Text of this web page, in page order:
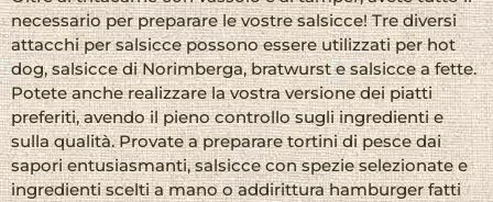
necessario per preparare le vostre salsicce! Tre diversi
attacchi per salsicce possono essere utilizzati per hot
dog, salsicce di Norimberga, bratwurst e salsicce a fette.
Potete anche realizzare la vostra versione dei piatti
preferiti, avendo il pieno controllo sugli ingredienti e
sulla qualità. Provate a preparare tortini di pesce dai
sapori entusiasmanti, salsicce con spezie selezionate e
ingredienti scelti a mano o addirittura hamburger fatti